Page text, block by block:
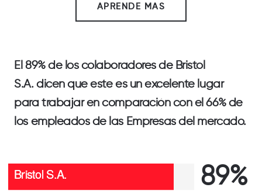
APRENDE MAS
El 89%de los colaboradores de Bristol
S.A.dicen que este es un excelente lugar
para trabajar en comparación con el66%de
los empleados de las Empresas del mercado.
89%